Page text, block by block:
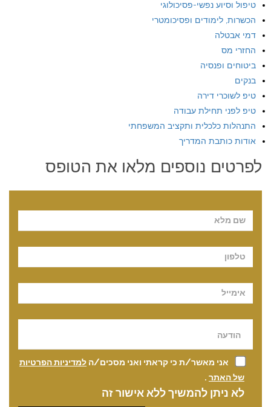
טיפול וסיוע נפשי-פסיכולוגי
הכשרות, לימודים ופסיכומטרי
דמי אבטלה
החזרי מס
ביטוחים ופנסיה
בנקים
טיפ לשוכרי דירה
טיפ לפני תחילת עבודה
התנהלות כלכלית ותקציב המשפחתי
אודות כותבת המדריך
לפרטים נוספים מלאו את הטופס
אני מאשר/ת כי קראתי ואני מסכים/ה למדיניות הפרטיות
של האתר .
לא ניתן להמשיך ללא אישור זה